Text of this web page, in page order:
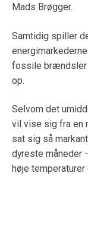
Mads Brøgger.
Samtidig spiller
fossile brændsler
op.
Selvom det
vil vise sig fra en
sat sig så
dyreste måneder
høje